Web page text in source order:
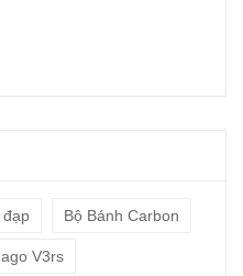
đạp Bộ Bánh Carbon
V3rs